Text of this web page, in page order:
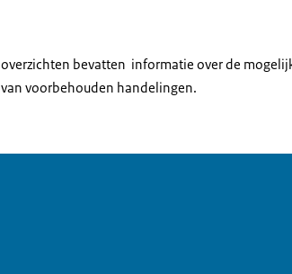
overzichten bevatten informatie over de
van voorbehouden handelingen.